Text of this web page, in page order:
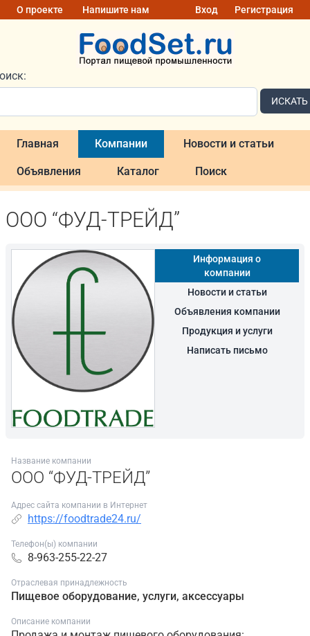
О проекте Напишите нам Вход Регистрация
ИСКАТЬ
Главная Компании Новости и статьи
Объявления Каталог Поиск
ООО “ФУД-ТРЕЙД”
Информация о
компании
Новости и статьи
Объявления компании
Продукция и услуги
Написать письмо
Название компании
ООО “ФУД-ТРЕЙД”
Адрес сайта компании в Интернет
https://foodtrade24.ru/
Телефон(ы) компании
8-963-255-22-27
Отраслевая принадлежность
Пищевое оборудование, услуги, аксессуары
Описание компании